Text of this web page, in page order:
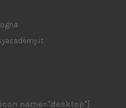
name="desktop"]